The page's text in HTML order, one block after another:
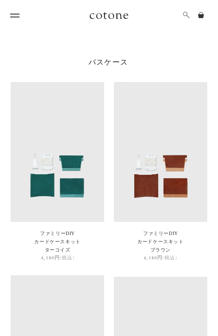
パスケース
ファミリーDIY
カードケースキット
ターコイズ
4,180円 (税込)
ファミリーDIY
カードケースキット
ブラウン
4,180円(税込)